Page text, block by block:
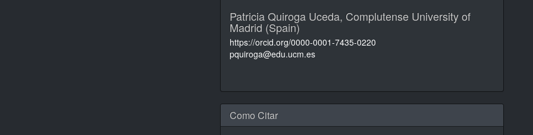
Patricia Quiroga Uceda, Complutense University of
Madrid (Spain)
https://orcid.org/0000-0001-7435-0220
pquiroga@edu.ucm.es
Como Citar